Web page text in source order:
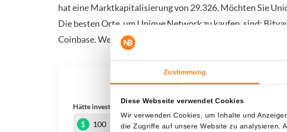
Zustimmung
Diese Webseite verwendet Cookies
Wir verwenden Cookies, um Inhalte und
die Zugriffe auf unsere Website zu analysieren.
hat eine Marktkapitalisierung von 29.326. Möchten Sie
Die besten Orte, um Unique Network zu kaufen, sind:
Coinbase. Weitere Anbieter finden Sie auf unserer Kauf-/
Was, wenn ich...?
Hätte investiert
$